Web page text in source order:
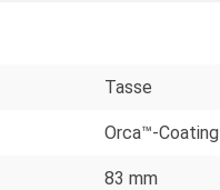
Tasse
Orca™-Coating
83 mm